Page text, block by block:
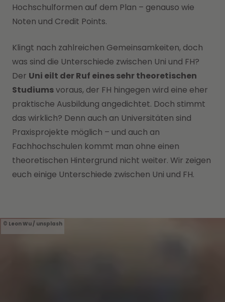
Hochschulformen auf dem Plan – genauso wie
Noten und Credit Points.
Klingt nach zahlreichen Gemeinsamkeiten, doch
was sind die Unterschiede zwischen Uni und FH?
Der Uni eilt der Ruf eines sehr theoretischen
Studiumsvoraus, der FH hingegen wird eine eher
praktische Ausbildung angedichtet. Doch stimmt
das wirklich? Denn auch an Universitäten sind
Praxisprojekte möglich – und auch an
Fachhochschulen kommt man ohne einen
theoretischen Hintergrund nicht weiter. Wir zeigen
euch einige Unterschiede zwischen Uni und FH.
Leon Wu / unsplash